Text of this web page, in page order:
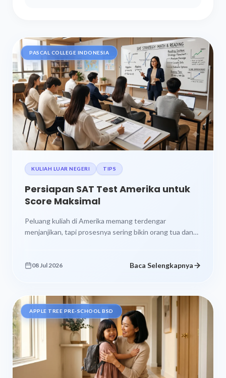
PASCAL COLLEGE INDONESIA
KULIAH LUAR NEGERI TIPS
Persiapan SAT Test Amerika untuk
Score Maksimal
Peluang kuliah di Amerika memang terdengar
menjanjikan, tapi prosesnya sering bikin orang tua dan
08 Jul 2026 Baca Selengkapnya
APPLE TREE PRE-SCHOOL BSD